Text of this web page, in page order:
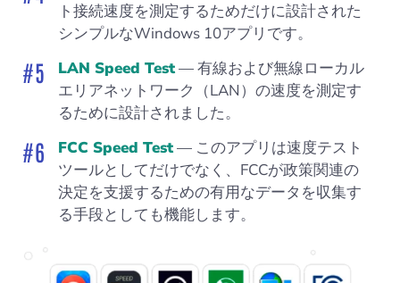
ト接続速度を測定するためだけに設計された
シンプルなWindows 10アプリです。
LAN Speed Test— 有線および無線ローカル
エリアネットワーク（LAN）の速度を測定す
るために設計されました。
FCC Speed Test— このアプリは速度テスト
ツールとしてだけでなく、FCCが政策関連の
決定を支援するための有用なデータを収集す
る手段としても機能します。